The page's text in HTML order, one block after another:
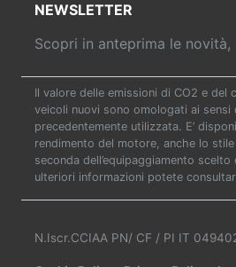
NEWSLETTER
Scopri in anteprima le
Il valore delle emissioni di CO2 e
veicoli nuovi sono omologati ai sensi
precedentemente utilizzata. E’
rendimento del motore, anche lo
seconda dell’equipaggiamento
ulteriori informazioni potete
N.Iscr.CCIAA PN/ CF / PI IT